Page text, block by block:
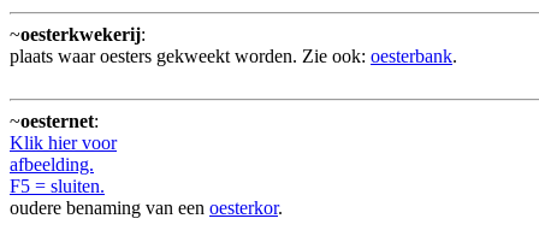
~oesterkwekerij:
plaats waar oesters gekweekt worden. Zie ook: oesterbank.
~oesternet:
Klik hier voor
afbeelding.
F5 = sluiten.
oudere benaming van een oesterkor.